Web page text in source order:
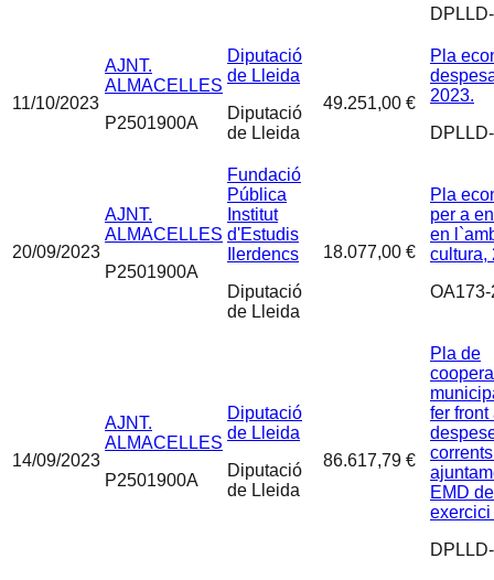
11/10/2023
AJNT.
ALMACELLES
P2501900A
Diputació
de Lleida
Diputació
de Lleida
49.251,00 €
Pla
2023.
20/09/2023
AJNT.
ALMACELLES
P2501900A
Fundació
Pública
Institut
d'Estudis
Ilerdencs
Diputació
de Lleida
18.077,00 €
Pla
per a
en
cultura,
14/09/2023
AJNT.
ALMACELLES
P2501900A
Diputació
de Lleida
Diputació
de Lleida
86.617,79 €
Pla de
fer front
EMD